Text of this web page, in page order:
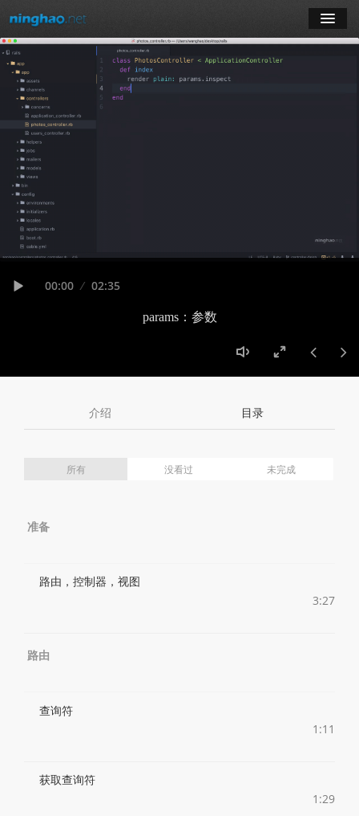
学习
博客
登录
注册
Current
00:00 Duration
02:35
params：参数
Volume
介绍 目录
所有 没看过 未完成
准备
路由，控制器，视图
3:27
路由
查询符
1:11
获取查询符
1:29